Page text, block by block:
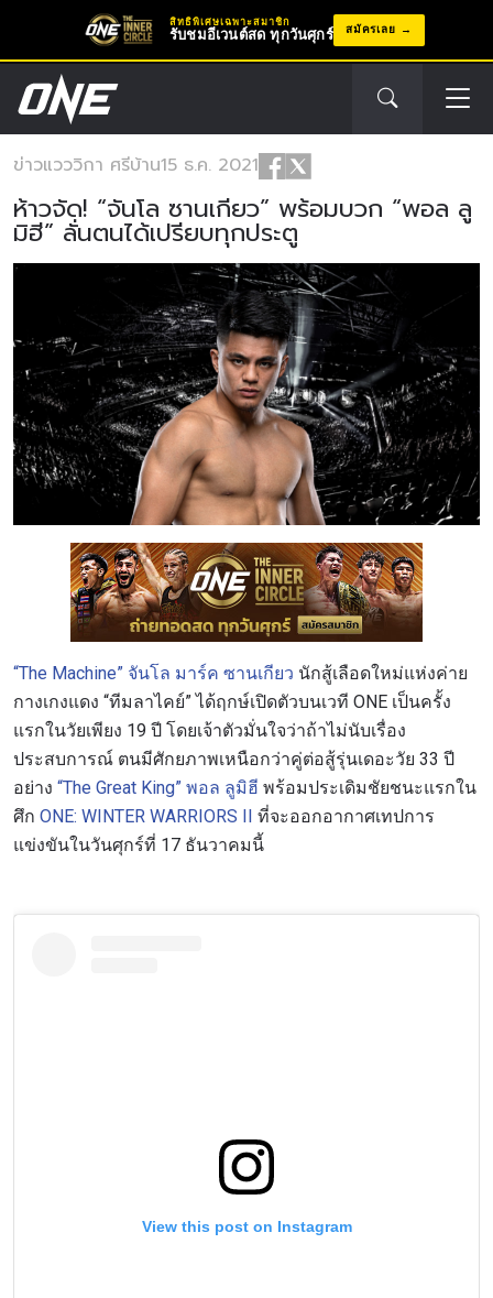
สิทธิพิเศษเฉพาะสมาชิก
รับชมอีเวนต์สด ทุกวันศุกร์ สมัครเลย
ข่าวแวววิกา ศรีบ้าน15 ธ.ค. 2021
ห้าวจัด! “จันโล ซานเกียว” พร้อมบวก “พอล ลู
มิฮี” ลั่นตนได้เปรียบทุกประตู
“The Machine” จันโล มาร์ค ซานเกียว นักสู้เลือดใหม่แห่งค่าย
กางเกงแดง “ทีมลาไคย์” ได้ฤกษ์เปิดตัวบนเวที ONE เป็นครั้ง
แรกในวัยเพียง 19 ปี โดยเจ้าตัวมั่นใจว่าถ้าไม่นับเรื่อง
ประสบการณ์ ตนมีศักยภาพเหนือกว่าคู่ต่อสู้รุ่นเดอะวัย 33 ปี
อย่าง “The Great King” พอล ลูมิฮี พร้อมประเดิมชัยชนะแรกใน
ศึก ONE: WINTER WARRIORS II
ที่จะออกอากาศเทปการ
แข่งขันในวันศุกร์ที่ 17 ธันวาคมนี้
View this post on Instagram